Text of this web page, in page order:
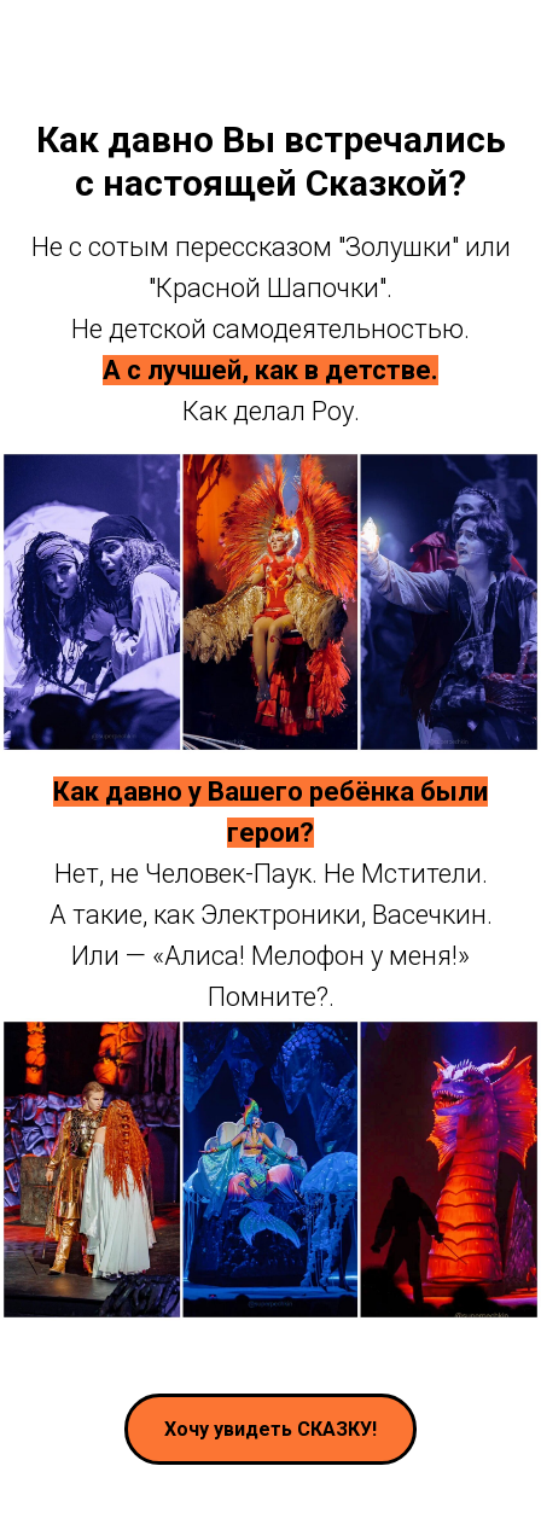
Как давно Вы встречались
с настоящей Сказкой?
Не с сотым перессказом "Золушки" или
"Красной Шапочки".
Не детской самодеятельностью.
А с лучшей, как в детстве.
Как делал Роу.
Как давно у Вашего ребёнка были
герои?
Нет, не Человек-Паук. Не Мстители.
А такие, как Электроники, Васечкин.
Или — «Алиса! Мелофон у меня!»
Помните?.
Хочу увидеть СКАЗКУ!